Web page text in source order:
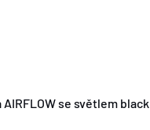
se světlem black